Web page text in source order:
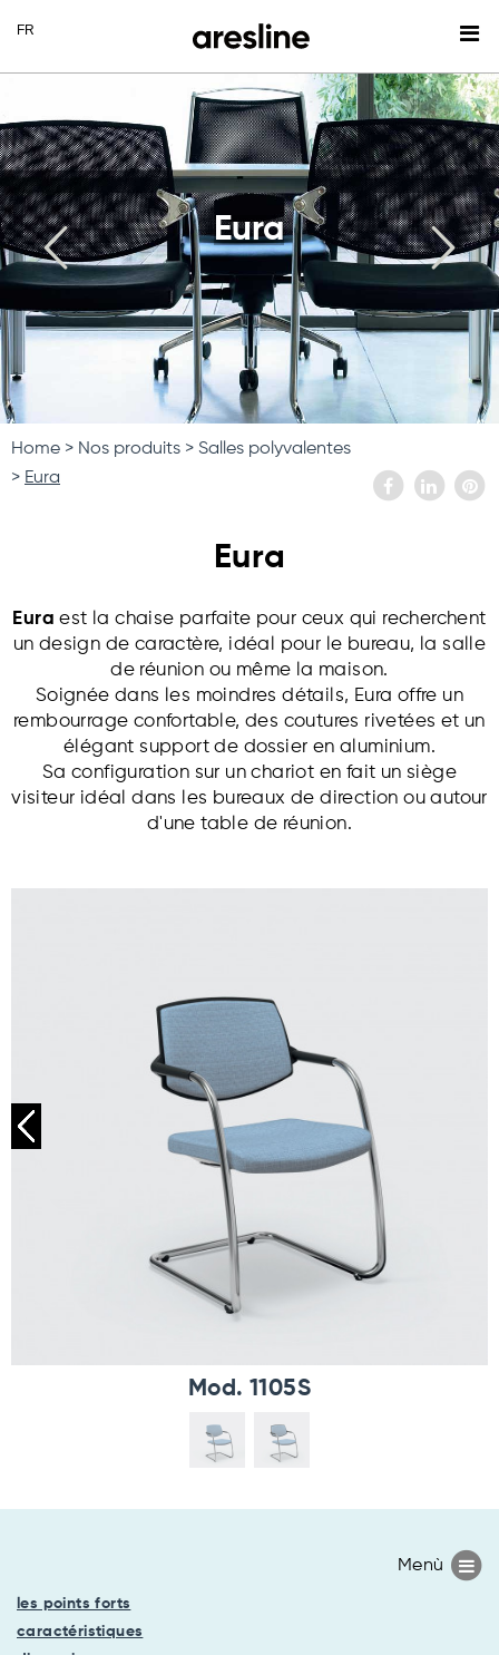
Eura
Home Nos produits
Salles polyvalentes
Eura
Eura
Euraest la chaise parfaite pour ceux qui recherchent
un design de caractère, idéal pour le bureau, la salle
de réunion ou même la maison.
Soignée dans les moindres détails, Eura offre un
rembourrage confortable, des coutures rivetées et un
élégant support de dossier en aluminium.
Sa configuration sur un chariot en fait un siège
visiteur idéal dans les bureaux de direction ou autour
d'une table de réunion.
Mod. 1105S
les points forts
caractéristiques